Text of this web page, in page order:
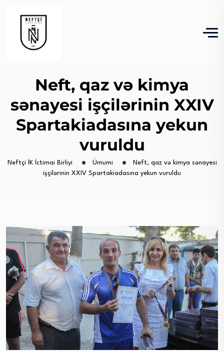
Neft, qaz və kimya
sənayesi işçilərinin XXIV
Spartakiadasına yekun
vuruldu
Neftçi İK İctimai Birliyi Ümumi
Neft, qaz və kimya sənayesi
işçilərinin XXIV Spartakiadasına yekun vuruldu